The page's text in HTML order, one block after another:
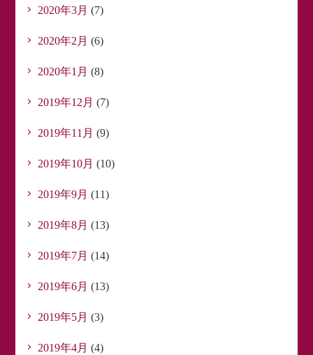
2020年3月 (7)
2020年2月 (6)
2020年1月 (8)
2019年12月 (7)
2019年11月 (9)
2019年10月 (10)
2019年9月 (11)
2019年8月 (13)
2019年7月 (14)
2019年6月 (13)
2019年5月 (3)
2019年4月 (4)